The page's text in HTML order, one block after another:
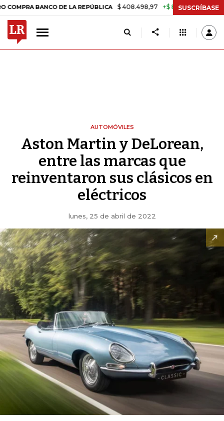
DE LA REPÚBLICA $ 408.498,97 +$ 8.753,81 +2,19% TASA
SUSCRÍBASE
AUTOMÓVILES
Aston Martin y DeLorean,
entre las marcas que
reinventaron sus clásicos en
eléctricos
lunes, 25 de abril de 2022